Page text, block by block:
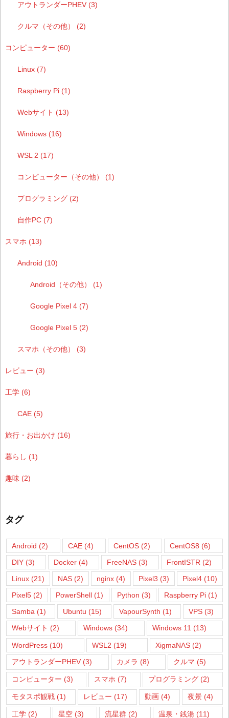
アウトランダーPHEV (3)
クルマ（その他） (2)
コンピューター (60)
Linux (7)
Raspberry Pi (1)
Webサイト (13)
Windows (16)
WSL 2 (17)
コンピューター（その他） (1)
プログラミング (2)
自作PC (7)
スマホ (13)
Android (10)
Android（その他） (1)
Google Pixel 4 (7)
Google Pixel 5 (2)
スマホ（その他） (3)
レビュー (3)
工学 (6)
CAE (5)
旅行・お出かけ (16)
暮らし (1)
趣味 (2)
タグ
Android (2) CAE(4) CentOS(2) CentOS8 (6)
DIY (3) Docker (4) FreeNAS (3) FrontISTR (2)
Linux (21) NAS (2) nginx (4) Pixel3 (3) Pixel4 (10)
Pixel5 (2) PowerShell (1) Python (3) Raspberry Pi(1)
Samba (1) Ubuntu (15) VapourSynth (1) VPS(3)
Webサイト (2) Windows (34) Windows 11 (13)
WordPress (10) WSL2 (19) XigmaNAS (2)
アウトランダーPHEV (3) カメラ (8) クルマ (5)
コンピューター (3) スマホ (7) プログラミング(2)
モタスポ観戦 (1) レビュー (17) 動画 (4) 夜景 (4)
工学 (2) 星空 (3) 流星群 (2) 温泉・銭湯 (11)